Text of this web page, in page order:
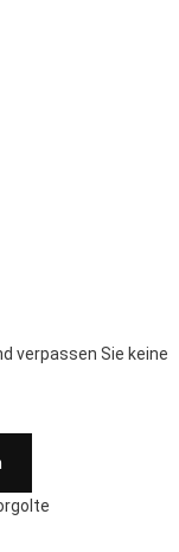
verpassen Sie keine